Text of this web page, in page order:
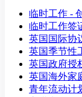
临时工作 -
临时工作签
英国国际协
英国季节性
英国政府授
英国海外家
青年流动计